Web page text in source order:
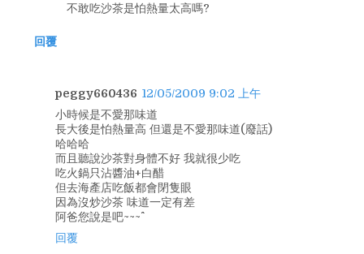
不敢吃沙茶是怕熱量太高嗎?
回覆
peggy660436 12/05/2009 9:02 上午
小時候是不愛那味道
長大後是怕熱量高 但還是不愛那味道(廢話)
哈哈哈
而且聽說沙茶對身體不好 我就很少吃
吃火鍋只沾醬油+白醋
但去海產店吃飯都會閉隻眼
因為沒炒沙茶 味道一定有差
阿爸您說是吧~~~^^
回覆